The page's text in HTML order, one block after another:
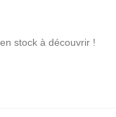
découvrir !